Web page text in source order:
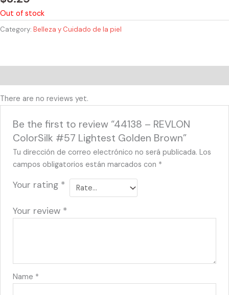
Out of stock
Category: Belleza y Cuidado de la piel
There are no reviews yet.
Be the first to review “44138 – REVLON
ColorSilk #57 Lightest Golden Brown”
Tu dirección de correo electrónico no será publicada. Los
campos obligatorios están marcados con *
Your rating *
Your review *
Name *